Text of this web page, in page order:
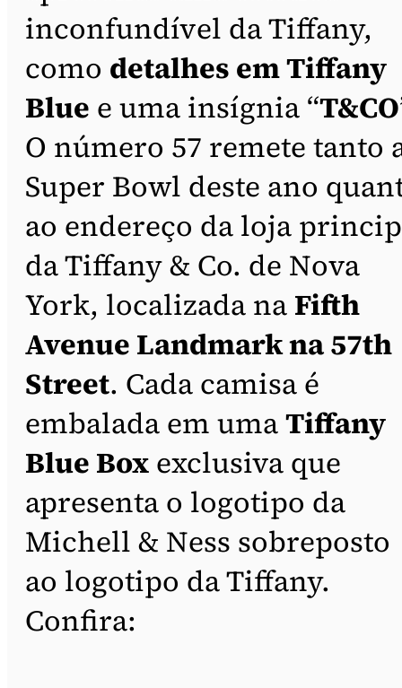
inconfundível da Tiffany,
como detalhes em Tiffany
Blue e uma insígnia “T&CO
O número 57 remete tanto
Super Bowl deste ano
ao endereço da loja
da Tiffany & Co. de Nova
York, localizada na Fifth
Avenue Landmark na 57th
Street. Cada camisa é
embalada em umaTiffany
Blue Box exclusiva que
apresenta o logotipo da
Michell & Ness sobreposto
ao logotipo da Tiffany.
Confira: